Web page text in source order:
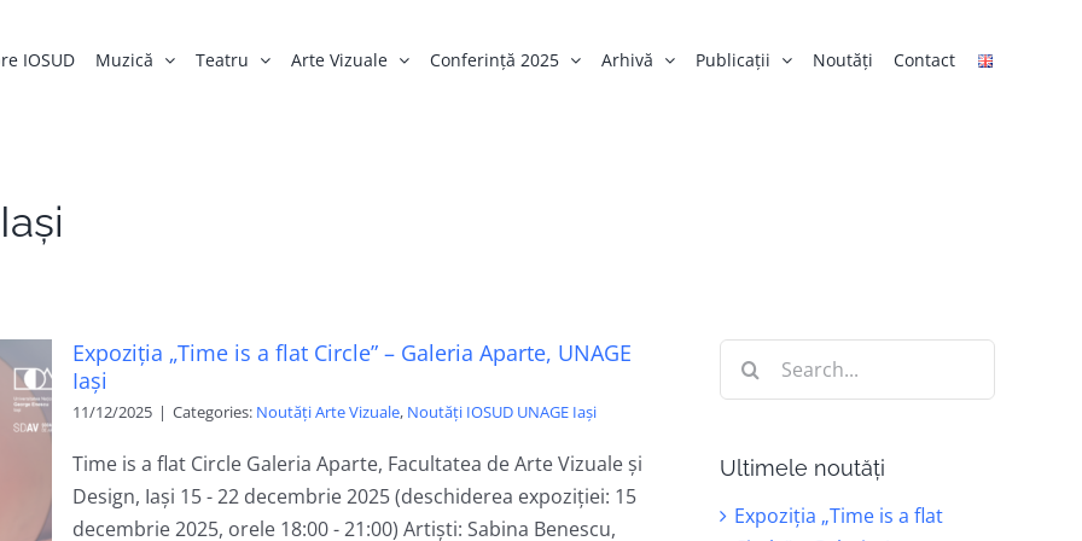
IOSUD Muzică Teatru Arte Vizuale Conferință 2025 Arhivă Publicații Noutăți Contact
Expoziția „Time is a flat Circle” – Galeria Aparte, UNAGE
Iași
11/12/2025 | Categories: Noutăți Arte Vizuale, Noutăți IOSUD UNAGE Iași
Time is a flat Circle Galeria Aparte, Facultatea de Arte Vizuale și
Design, Iași 15 - 22 decembrie 2025 (deschiderea expoziției: 15
decembrie 2025, orele 18:00 - 21:00) Artiști: Sabina Benescu,
Ultimele noutăți
Expoziția „Time is a flat